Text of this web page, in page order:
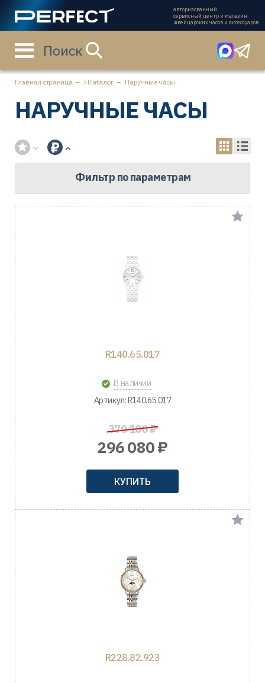
авторизованный
сервисный центр и магазин
швейцарских часов и аксессуаров
Поиск
Главная страница Каталог Наручные часы
НАРУЧНЫЕ ЧАСЫ
Фильтр по параметрам
R140.65.017
В наличии
Артикул: R140.65.017
370 100 ₽
296 080 ₽
КУПИТЬ
R228.82.923